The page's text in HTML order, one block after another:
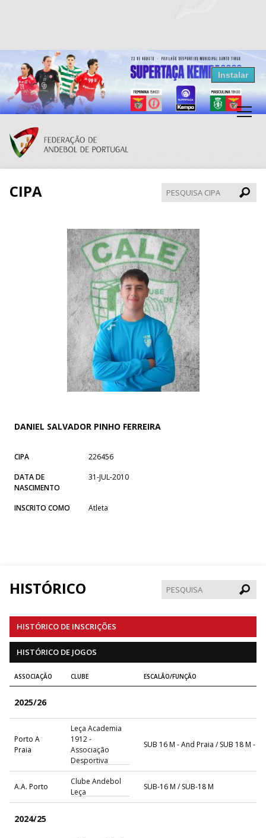
Resultados Andebol
Federação de Andebol de Portugal
Grátis - Disponivel na Play Store
Instalar
CIPA
CIPA
DANIEL SALVADOR PINHO FERREIRA
CIPA
226456
DATA DE
NASCIMENTO
31-JUL-2010
INSCRITO COMO Atleta
HISTÓRICO
HISTÓRICO DE INSCRIÇÕES
HISTÓRICO DE JOGOS
ASSOCIAÇÃO CLUBE ESCALÃO/FUNÇÃO
2025/26
Porto A
Praia
Leça Academia
1912 -
Associação
Desportiva
SUB 16 M - And Praia / SUB 18 M -
A.A. Porto
Clube Andebol
Leça
SUB-16 M / SUB-18 M
2024/25